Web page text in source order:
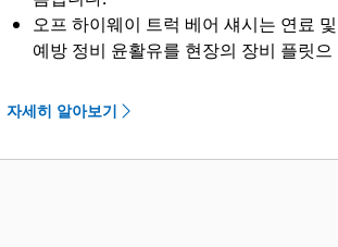
오프 하이웨이 트럭 베어 섀시는 연료 및
예방 정비 윤활유를 현장의 장비 플릿으
Caterpillar는 전 세계 OEM과의 협력을
시 장비를 공급하며, 귀사에 최적의 솔루
자세히 알아보기